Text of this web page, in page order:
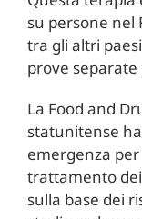
su persone nel
tra gli altri
prove
La Food and
statunitense ha
emergenza per
trattamento
sulla base dei